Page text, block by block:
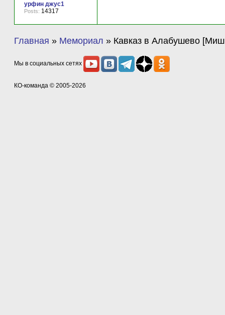
урфин джус1
Posts: 14317
Главная » Мемориал » Кавказ в Алабушево
Мы в социальных сетях
КО-команда © 2005-2026